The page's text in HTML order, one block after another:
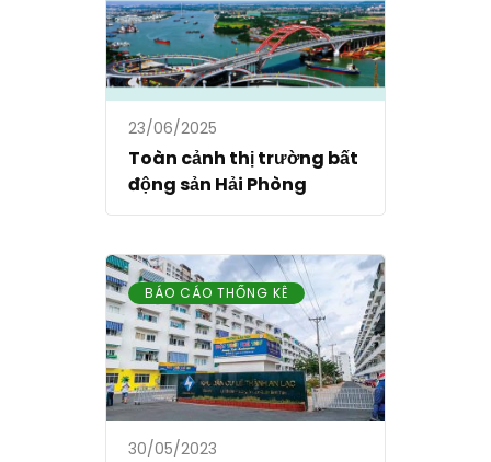
23/06/2025
Toàn cảnh thị trường bất
động sản Hải Phòng
BÁO CÁO THỐNG KÊ
30/05/2023